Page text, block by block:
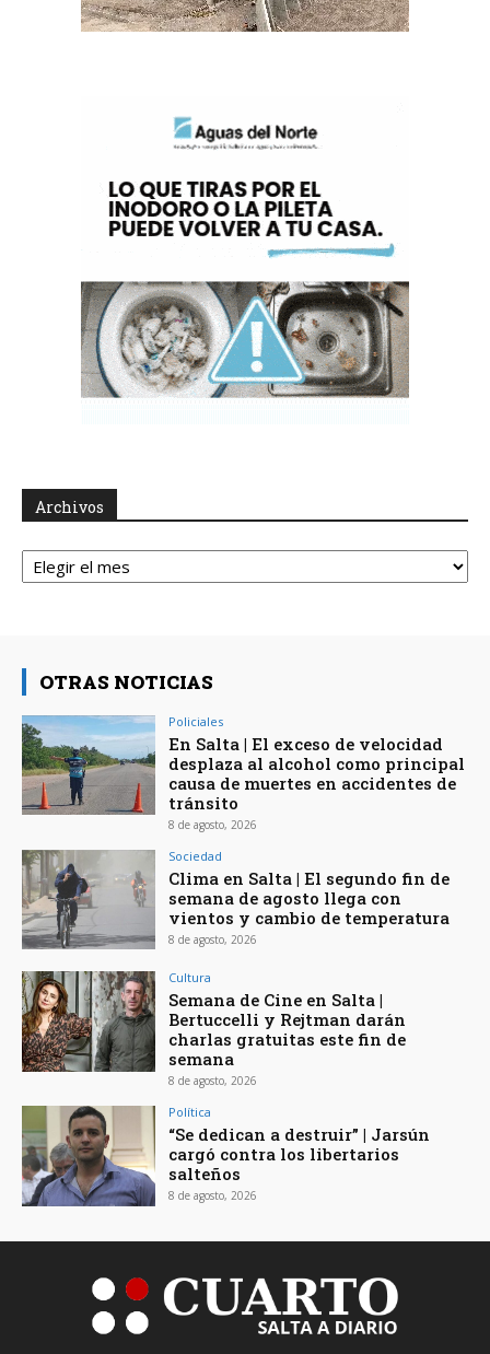
Archivos
Archivos
OTRAS NOTICIAS
Policiales
En Salta | El exceso de velocidad
desplaza al alcohol como principal
causa de muertes en accidentes de
tránsito
8 de agosto, 2026
Sociedad
Clima en Salta | El segundo fin de
semana de agosto llega con
vientos y cambio de temperatura
8 de agosto, 2026
Cultura
Semana de Cine en Salta |
Bertuccelli y Rejtman darán
charlas gratuitas este fin de
semana
8 de agosto, 2026
Política
“Se dedican a destruir” | Jarsún
cargó contra los libertarios
salteños
8 de agosto, 2026